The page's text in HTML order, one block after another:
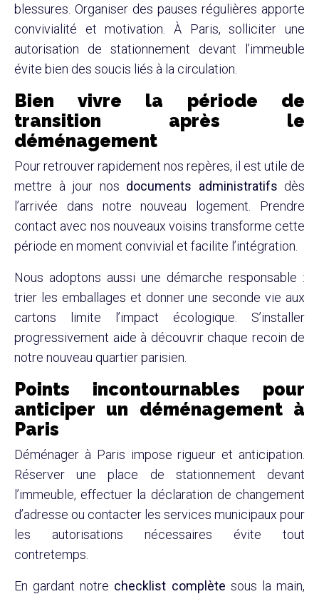
blessures. Organiser des pauses régulières apporte
convivialité et motivation. À Paris, solliciter une
autorisation de stationnement devant l’immeuble
évite bien des soucis liés à la circulation.
Bien vivre la période de
transition après le
déménagement
Pour retrouver rapidement nos repères, il est utile de
mettre à jour nos documents administratifs dès
l’arrivée dans notre nouveau logement. Prendre
contact avec nos nouveaux voisins transforme cette
période en moment convivial et facilite l’intégration.
Nous adoptons aussi une démarche responsable :
trier les emballages et donner une seconde vie aux
cartons limite l’impact écologique. S’installer
progressivement aide à découvrir chaque recoin de
notre nouveau quartier parisien.
Points incontournables pour
anticiper un déménagement à
Paris
Déménager à Paris impose rigueur et anticipation.
Réserver une place de stationnement devant
l’immeuble, effectuer la déclaration de changement
d’adresse ou contacter les services municipaux pour
les autorisations nécessaires évite tout
contretemps.
En gardant notre checklist complète sous la main,